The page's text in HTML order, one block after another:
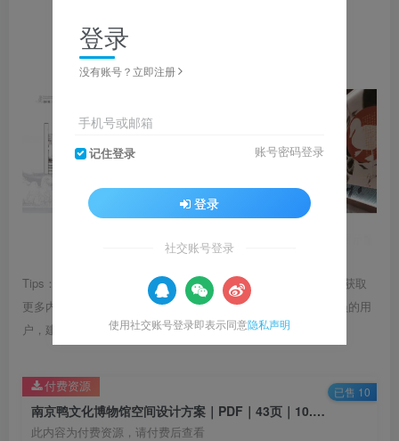
Tips：1.内容图片或视频可能会有压缩，若文章提供下载服务，获取
更多内容（无展示酷水印）可在下方下载； 2.没有百度网盘会员的用
户，建议用123云盘可获得更快的下载速度。
南京鸭文化博物馆空间设计方案｜PDF｜43页｜10.51M
此内容为付费资源，请付费后查看
付费资源 已售 10
登录
没有账号？立即注册
手机号或邮箱
记住登录 账号密码登录
登录
社交账号登录
使用社交账号登录即表示同意隐私声明